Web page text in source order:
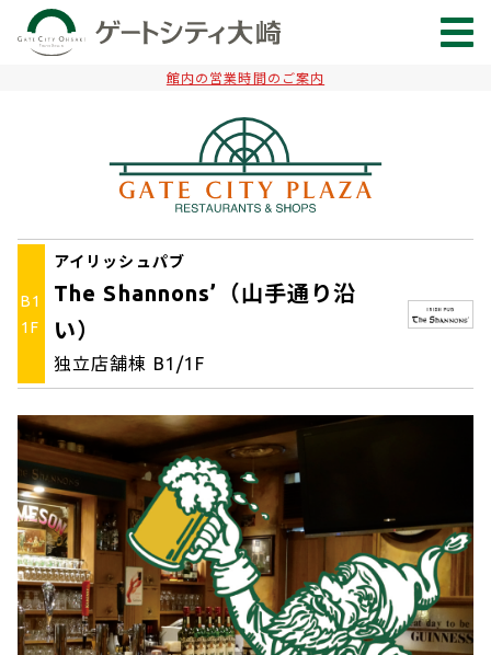
館内の営業時間のご案内
B1
1F
アイリッシュパブ
The Shannons’（山手通り沿
い）
独立店舗棟 B1/1F